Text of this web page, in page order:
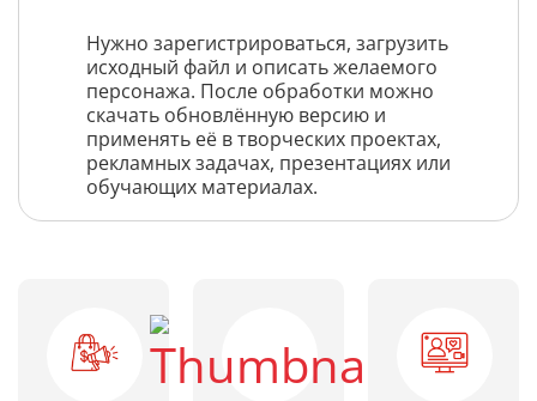
Нужно зарегистрироваться, загрузить
исходный файл и описать желаемого
персонажа. После обработки можно
скачать обновлённую версию и
применять её в творческих проектах,
рекламных задачах, презентациях или
обучающих материалах.